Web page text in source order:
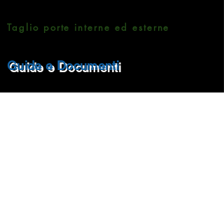
Taglio porte interne ed esterne
Guide e Documenti